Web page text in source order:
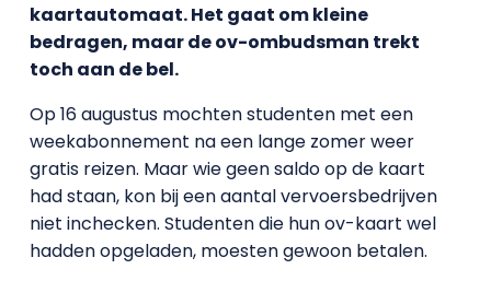
kaartautomaat. Het gaat om kleine
bedragen, maar de ov-ombudsman trekt
toch aan de bel.
Op 16 augustus mochten studenten met een
weekabonnement na een lange zomer weer
gratis reizen. Maar wie geen saldo op de kaart
had staan, kon bij een aantal vervoersbedrijven
niet inchecken. Studenten die hun ov-kaart wel
hadden opgeladen, moesten gewoon betalen.